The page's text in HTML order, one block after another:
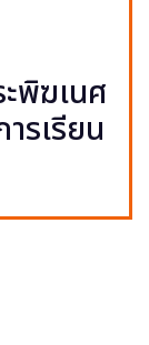
พิฆเนศ
รเรียน